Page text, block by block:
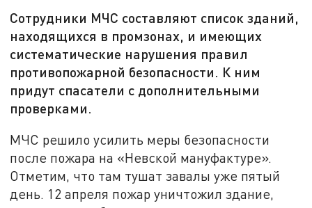
Сотрудники МЧС составляют список зданий,
находящихся в промзонах, и имеющих
систематические нарушения правил
противопожарной безопасности. К ним
придут спасатели с дополнительными
проверками.
МЧС решило усилить меры безопасности
после пожара на «Невской мануфактуре».
Отметим, что там тушат завалы уже пятый
день. 12 апреля пожар уничтожил здание,